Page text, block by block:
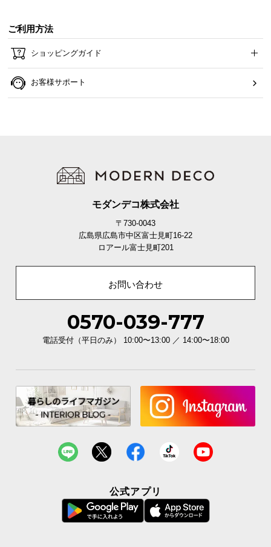
ご利用方法
ショッピングガイド
お客様サポート
モダンデコ株式会社
〒730-0043
広島県広島市中区富士見町16-22
ロアール富士見町201
お問い合わせ
0570-039-777
電話受付（平日のみ） 10:00〜13:00 ／ 14:00〜18:00
公式アプリ